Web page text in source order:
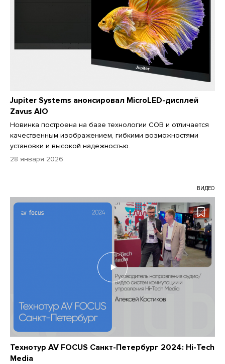
Jupiter Systems анонсировал MicroLED-дисплей
Zavus AIO
Новинка построена на базе технологии COB и отличается
качественным изображением, гибкими возможностями
установки и высокой надежностью.
28 января 2026
ВИДЕО
Технотур AV FOCUS Санкт-Петербург 2024: Hi-Tech
Media